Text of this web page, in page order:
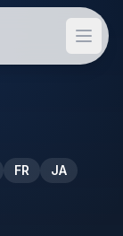
FR
JA